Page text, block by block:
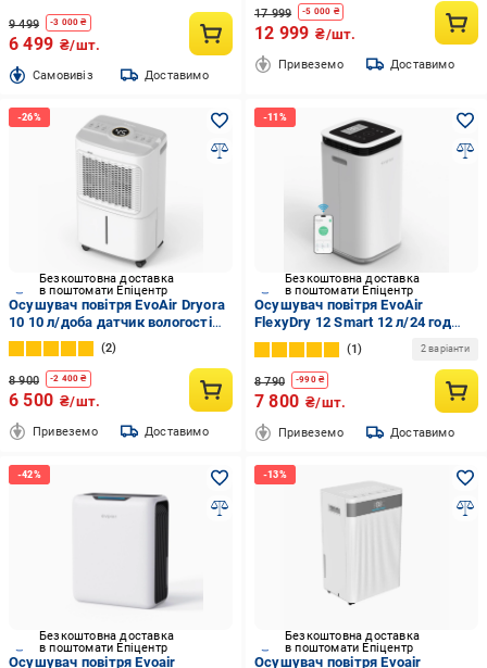
9 499 -3 000 ₴
6 499 ₴/шт.
Cамовивіз Доставимо
17 999 -5 000 ₴
12 999 ₴/шт.
Привеземо Доставимо
Безкоштовна доставка
в поштомати Епіцентр
Осушувач повітря EvoAir Dryora
10 10 л/доба датчик вологості
сушка білизни 1,6 л (29546922)
2
8 900 -2 400 ₴
6 500 ₴/шт.
Привеземо Доставимо
Безкоштовна доставка
в поштомати Епіцентр
Осушувач повітря EvoAir
FlexyDry 12 Smart 12 л/24 год
датчик вологості/функція
іонізації/сушіння білизни/
резервуар 2,2 л (2671968889)
1 2 варіанти
8 790 -990₴
7 800 ₴/шт.
Привеземо Доставимо
Безкоштовна доставка
в поштомати Епіцентр
Осушувач повітря Evoair
Безкоштовна доставка
в поштомати Епіцентр
Осушувач повітря Evoair